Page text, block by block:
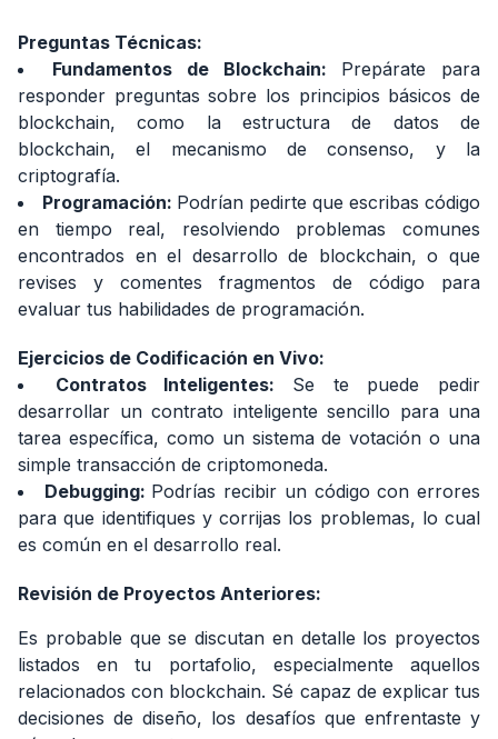
Preguntas Técnicas:
Fundamentos de Blockchain: Prepárate para
responder preguntas sobre los principios básicos de
blockchain, como la estructura de datos de
blockchain, el mecanismo de consenso, y la
criptografía.
Programación: Podrían pedirte que escribas código
en tiempo real, resolviendo problemas comunes
encontrados en el desarrollo de blockchain, o que
revises y comentes fragmentos de código para
evaluar tus habilidades de programación.
Ejercicios de Codificación en Vivo:
Contratos Inteligentes: Se te puede pedir
desarrollar un contrato inteligente sencillo para una
tarea específica, como un sistema de votación o una
simple transacción de criptomoneda.
Debugging: Podrías recibir un código con errores
para que identifiques y corrijas los problemas, lo cual
es común en el desarrollo real.
Revisión de Proyectos Anteriores:
Es probable que se discutan en detalle los proyectos
listados en tu portafolio, especialmente aquellos
relacionados con blockchain. Sé capaz de explicar tus
decisiones de diseño, los desafíos que enfrentaste y